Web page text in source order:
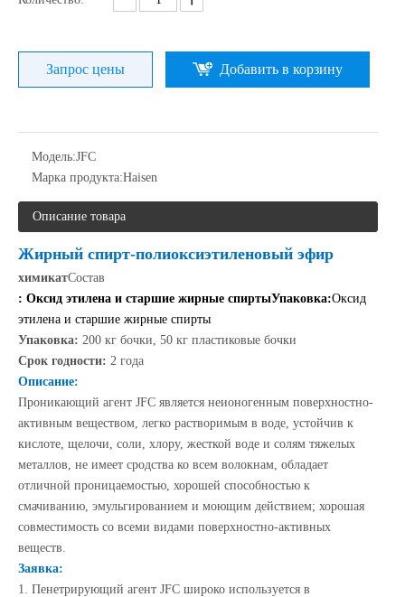
Запрос цены Добавить в корзину
Модель:JFC
Марка продукта:Haisen
Описание товара
Жирный спирт-полиоксиэтиленовый эфир
химикатСостав
: Оксид этилена и старшие жирные спиртыУпаковка:Оксид
этилена и старшие жирные спирты
Упаковка: 200 кг бочки, 50 кг пластиковые бочки
Срок годности: 2 года
Описание:
Проникающий агент JFC является неионогенным поверхностно-
активным веществом, легко растворимым в воде, устойчив к
кислоте, щелочи, соли, хлору, жесткой воде и солям тяжелых
металлов, не имеет сродства ко всем волокнам, обладает
отличной проницаемостью, хорошей способностью к
смачиванию, эмульгированием и моющим действием; хорошая
совместимость со всеми видами поверхностно-активных
веществ.
Заявка:
1. Пенетрирующий агент JFC широко используется в